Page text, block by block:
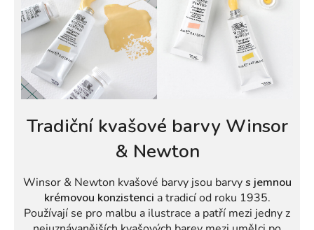
Tradiční kvašové barvy Winsor
& Newton
Winsor & Newton kvašové barvy jsou barvys jemnou
krémovou konzistenci a tradicí od roku 1935.
Používají se pro malbu a ilustrace a patří mezi jedny z